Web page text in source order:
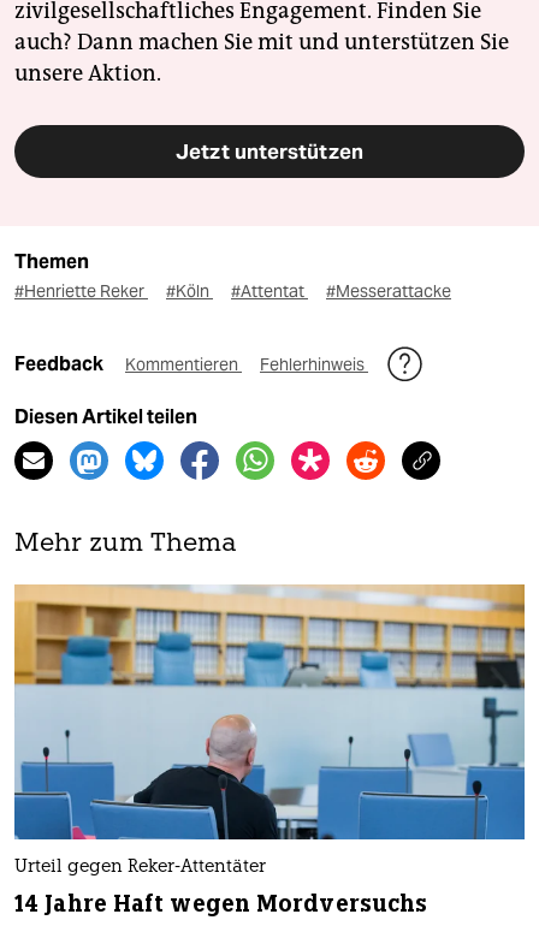
zivilgesellschaftliches Engagement. Finden Sie
auch? Dann machen Sie mit und unterstützen Sie
unsere Aktion.
Jetzt unterstützen
Themen
#Henriette Reker #Köln #Attentat #Messerattacke
Feedback Kommentieren Fehlerhinweis
Diesen Artikel teilen
Mehr zum Thema
Urteil gegen Reker-Attentäter
14 Jahre Haft wegen Mordversuchs